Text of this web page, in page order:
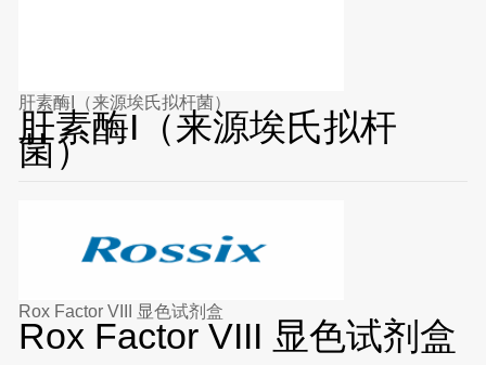
肝素酶I（来源埃氏拟杆菌）
肝素酶I（来源埃氏拟杆
菌）
Rox Factor VIII 显色试剂盒
Rox Factor VIII 显色试剂盒